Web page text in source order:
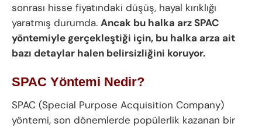
sonrası hisse fiyatındaki düşüş, hayal kırıklığı
yaratmış durumda. Ancak bu halka arz SPAC
yöntemiyle gerçekleştiği için, bu halka arza ait
bazı detaylar halen belirsizliğini koruyor.
SPAC Yöntemi Nedir?
SPAC (Special Purpose Acquisition Company)
yöntemi, son dönemlerde popülerlik kazanan bir